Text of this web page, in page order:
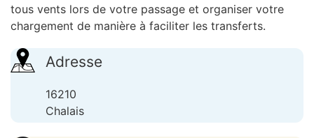
tous vents lors de votre passage et organiser votre
chargement de manière à faciliter les transferts.
Adresse
16210
Chalais